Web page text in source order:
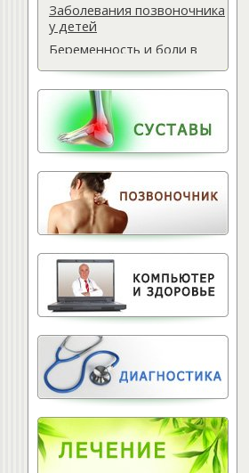
Заболевания позвоночника
у детей
Беременность и боли в
Мази для спины
Массаж водителю
Самомассаж при
остеохондрозе
Поясничная грыжа
Обследование
позвоночника
Тактика лечения
остеохондроза
Лечение баней
Офисный фитнес
Народная медицина
Тест для позвоночника
Питание для позвоночника
Витамины для
позвоночника